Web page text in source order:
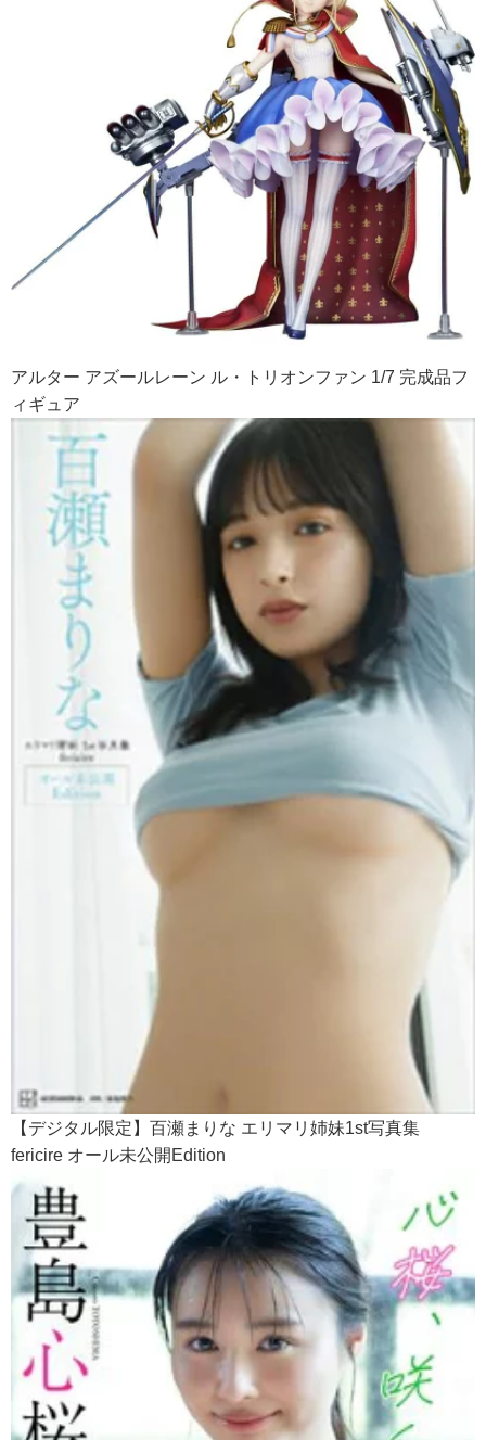
アルター アズールレーン ル・トリオンファン 1/7 完成品フ
ィギュア
【デジタル限定】百瀬まりな エリマリ姉妹1st写真集
fericire オール未公開Edition